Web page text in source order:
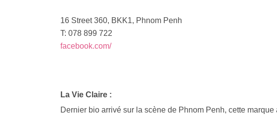
16 Street 360, BKK1, Phnom Penh
T: 078 899 722
facebook.com/
La Vie Claire :
Dernier bio arrivé sur la scène de Phnom Penh, cette